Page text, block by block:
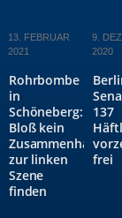
13. FEBRUAR
2021
Rohrbombe
in
Schöneberg:
Bloß kein
Zusammenhang
zur linken
Szene
finden
9.
2020
137
frei